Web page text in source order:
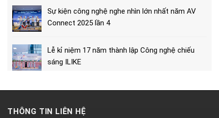
Sự kiện công nghệ nghe nhìn lớn nhất năm AV
Connect 2025 lần 4
Lễ kỉ niệm 17 năm thành lập Công nghệ chiếu
sáng ILIKE
THÔNG TIN LIÊN HỆ